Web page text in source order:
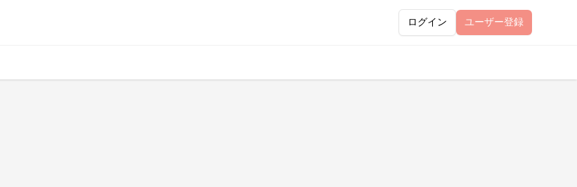
ログイン ユーザー登録